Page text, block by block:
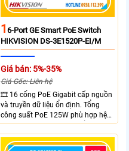
16-Port GE Smart PoE Switch
HIKVISION DS-3E1520P-EI/M
Giá bán: 5%-35%
Giá Gốc: Liên hệ
🎞 16 cổng PoE Gigabit cấp nguồn
và truyền dữ liệu ổn định. Tổng
công suất PoE 125W phù hợp hệ
thống camera IP vừa. 2 cổng RJ45
Gigabit và 2 cổng quang SFP mở
rộng linh hoạt. Hỗ trợ truyền PoE